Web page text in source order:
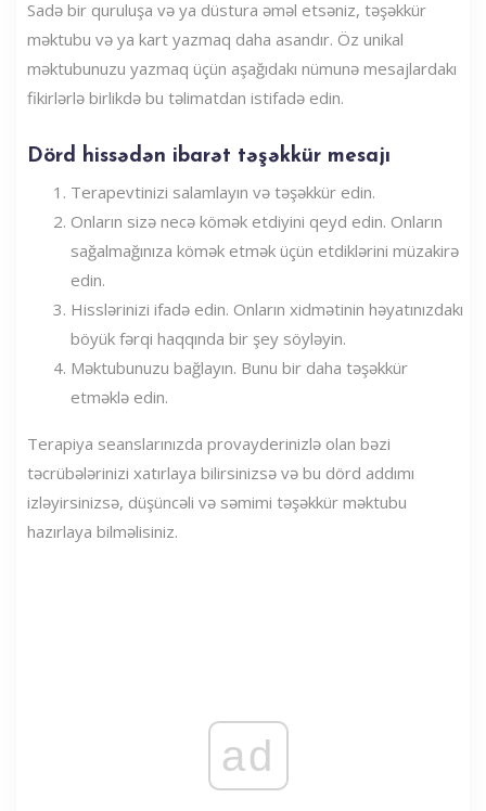
Sadə bir quruluşa və ya düstura əməl etsəniz, təşəkkür
məktubu və ya kart yazmaq daha asandır. Öz unikal
məktubunuzu yazmaq üçün aşağıdakı nümunə mesajlardakı
fikirlərlə birlikdə bu təlimatdan istifadə edin.
Dörd hissədən ibarət təşəkkür mesajı
Terapevtinizi salamlayın və təşəkkür edin.
Onların sizə necə kömək etdiyini qeyd edin. Onların
sağalmağınıza kömək etmək üçün etdiklərini müzakirə
edin.
Hisslərinizi ifadə edin. Onların xidmətinin həyatınızdakı
böyük fərqi haqqında bir şey söyləyin.
Məktubunuzu bağlayın. Bunu bir daha təşəkkür
etməklə edin.
Terapiya seanslarınızda provayderinizlə olan bəzi
təcrübələrinizi xatırlaya bilirsinizsə və bu dörd addımı
izləyirsinizsə, düşüncəli və səmimi təşəkkür məktubu
hazırlaya bilməlisiniz.
ad